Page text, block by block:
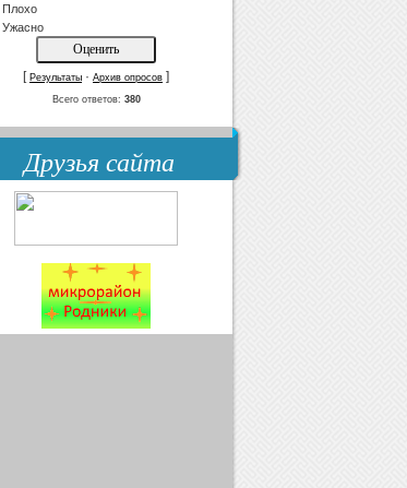
Плохо
Ужасно
[ Результаты · Архив опросов ]
Всего ответов: 380
Друзья сайта